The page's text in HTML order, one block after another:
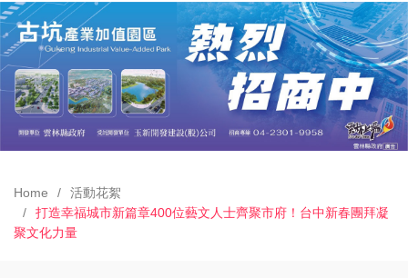
Home
活動花絮
打造幸福城市新篇章400位藝文人士齊聚市府！台中新春團拜凝
聚文化力量